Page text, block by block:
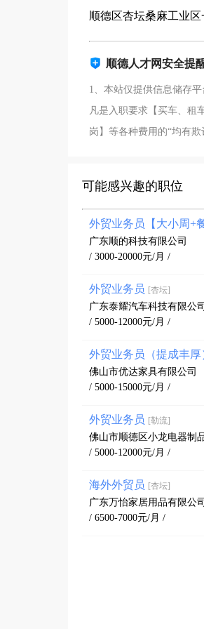
顺德区杏坛桑麻工业
顺德人才网安全提
1、本站仅提供信息储存
凡是入职要求【买车、租
岗】等各种费用的“均有
可能感兴趣的职位
外贸业务员【大小周+
广东顺的科技有限公司
/ 3000-20000元/月 /
外贸业务员 [杏坛]
广东泰耀汽车科技有限公司
/ 5000-12000元/月 /
外贸业务员（提成丰厚
佛山市优达家具有限公司
/ 5000-15000元/月 /
外贸业务员 [勒流]
佛山市顺德区小龙电器制
/ 5000-12000元/月 /
海外外贸员 [杏坛]
广东万怡家居用品有限公司
/ 6500-7000元/月 /